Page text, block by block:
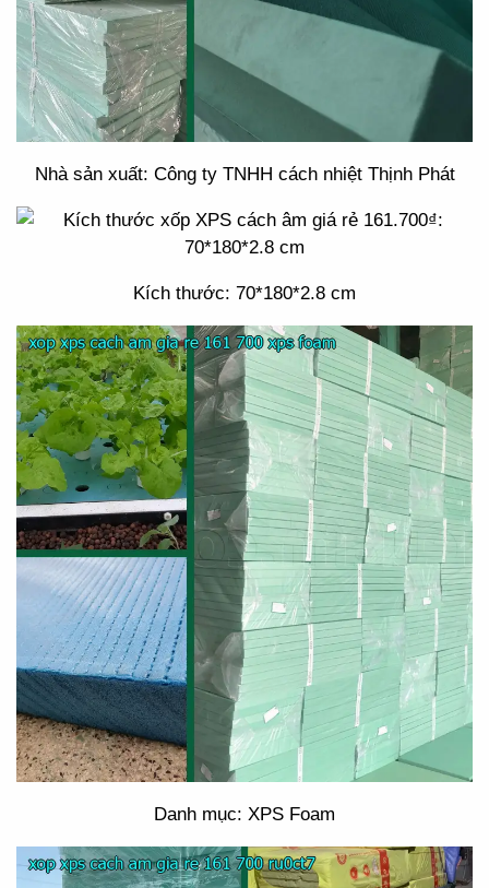
Nhà sản xuất: Công ty TNHH cách nhiệt Thịnh Phát
Kích thước: 70*180*2.8 cm
Danh mục: XPS Foam